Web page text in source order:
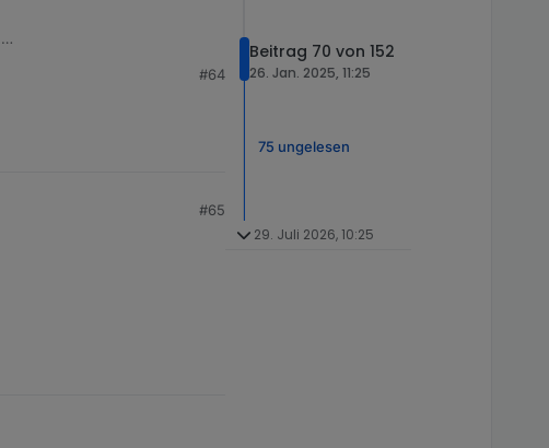
#64
#65
Beitrag 70 von 152
26. Jan. 2025, 11:25
75 ungelesen
29. Juli 2026, 10:25